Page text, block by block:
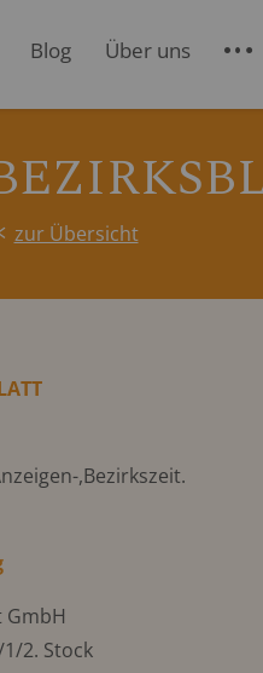
Blog Über uns S
zur Übersicht
,Bezirkszeit.
2. Stock